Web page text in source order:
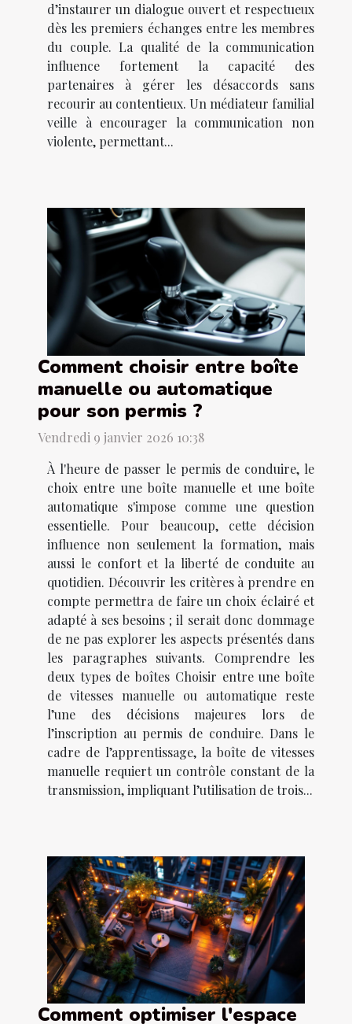
d’instaurer un dialogue ouvert et respectueux
dès les premiers échanges entre les membres
du couple. La qualité de la communication
influence fortement la capacité des
partenaires à gérer les désaccords sans
recourir au contentieux. Un médiateur familial
veille à encourager la communication non
violente, permettant...
Comment choisir entre boîte
manuelle ou automatique
pour son permis ?
Vendredi 9 janvier 2026 10:38
À l'heure de passer le permis de conduire, le
choix entre une boîte manuelle et une boîte
automatique s'impose comme une question
essentielle. Pour beaucoup, cette décision
influence non seulement la formation, mais
aussi le confort et la liberté de conduite au
quotidien. Découvrir les critères à prendre en
compte permettra de faire un choix éclairé et
adapté à ses besoins ; il serait donc dommage
de ne pas explorer les aspects présentés dans
les paragraphes suivants. Comprendre les
deux types de boîtes Choisir entre une boîte
de vitesses manuelle ou automatique reste
l’une des décisions majeures lors de
l’inscription au permis de conduire. Dans le
cadre de l’apprentissage, la boîte de vitesses
manuelle requiert un contrôle constant de la
transmission, impliquant l’utilisation de trois...
Comment optimiser l'espace